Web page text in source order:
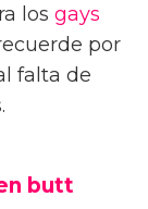
los gays
por
falta de
butt